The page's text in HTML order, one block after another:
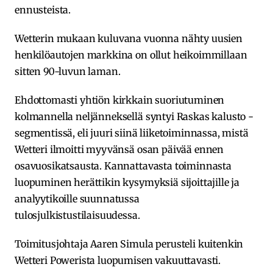
ennusteista.
Wetterin mukaan kuluvana vuonna nähty uusien
henkilöautojen markkina on ollut heikoimmillaan
sitten 90-luvun laman.
Ehdottomasti yhtiön kirkkain suoriutuminen
kolmannella neljänneksellä syntyi Raskas kalusto -
segmentissä, eli juuri siinä liiketoiminnassa, mistä
Wetteri ilmoitti myyvänsä osan päivää ennen
osavuosikatsausta. Kannattavasta toiminnasta
luopuminen herättikin kysymyksiä sijoittajille ja
analyytikoille suunnatussa
tulosjulkistustilaisuudessa.
Toimitusjohtaja Aaren Simula perusteli kuitenkin
Wetteri Powerista luopumisen vakuuttavasti.